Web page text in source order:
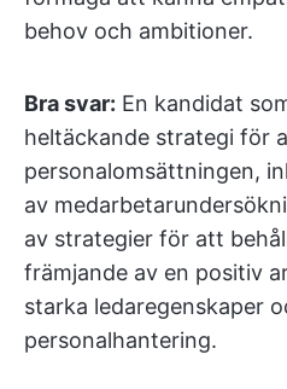
behov och ambitioner.
Bra svar: En kandidat
heltäckande strategi för
personalomsättningen,
av
av strategier för att
främjande av en positiv
starka ledaregenskaper
personalhantering.